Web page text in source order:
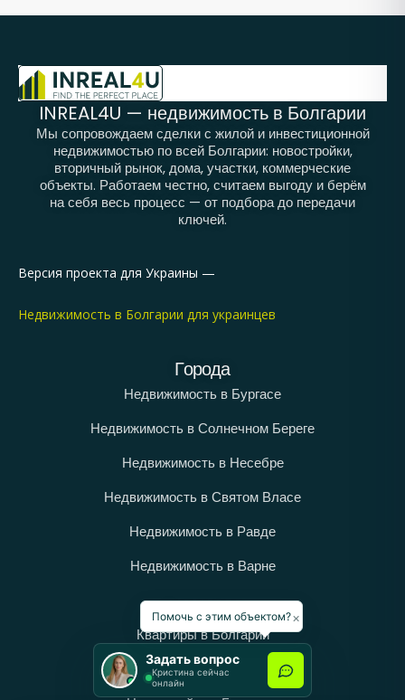
INREAL4U — недвижимость в Болгарии
Мы сопровождаем сделки с жилой и инвестиционной
недвижимостью по всей Болгарии: новостройки,
вторичный рынок, дома, участки, коммерческие
объекты. Работаем честно, считаем выгоду и берём
на себя весь процесс — от подбора до передачи
ключей.
Версия проекта для Украины —
Недвижимость в Болгарии для украинцев
Города
Недвижимость в Бургасе
Недвижимость в Солнечном Береге
Недвижимость в Несебре
Недвижимость в Святом Власе
Недвижимость в Равде
Недвижимость в Варне
Категории
Квартиры в Болгарии
Дома в Болгарии
×
Помочь с этим объектом?
Задать вопрос
Кристина сейчас
онлайн